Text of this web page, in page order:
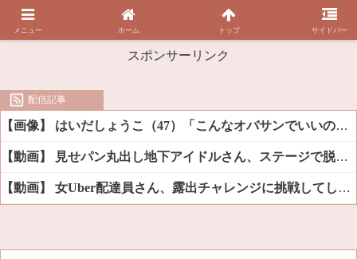
スポンサーリンク
配信記事
【画像】 はいだしょうこ（47）「こんなオバサンでいいの…？」
【動画】 見せパン丸出し地下アイドルさん、ステージで脱いでしまう
【動画】 女Uber配達員さん、露出チャレンジに挑戦してしまうｗｗｗｗ
メニュー ホーム トップ サイドバー